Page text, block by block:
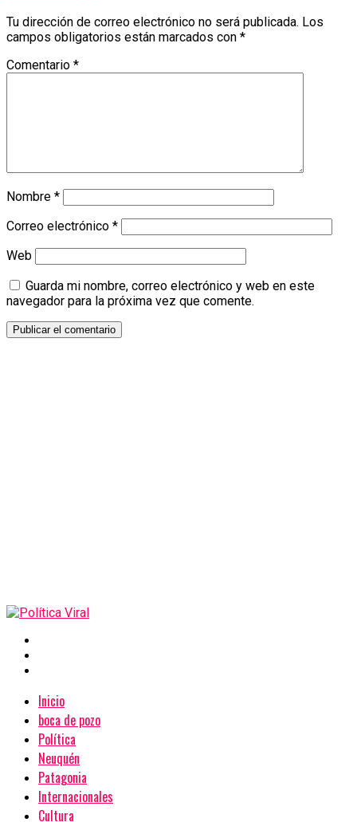
Tu dirección de correo electrónico no será publicada. Los
campos obligatorios están marcados con *
Comentario *
Nombre *
Correo electrónico *
Web
Guarda mi nombre, correo electrónico y web en este
navegador para la próxima vez que comente.
Inicio
boca de pozo
Política
Neuquén
Patagonia
Internacionales
Cultura